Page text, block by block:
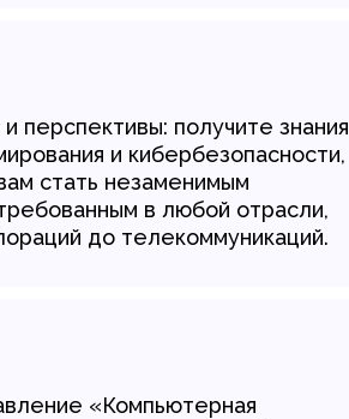
перспективы: получите знания
и кибербезопасности,
стать незаменимым
в любой отрасли,
до телекоммуникаций.
«Компьютерная